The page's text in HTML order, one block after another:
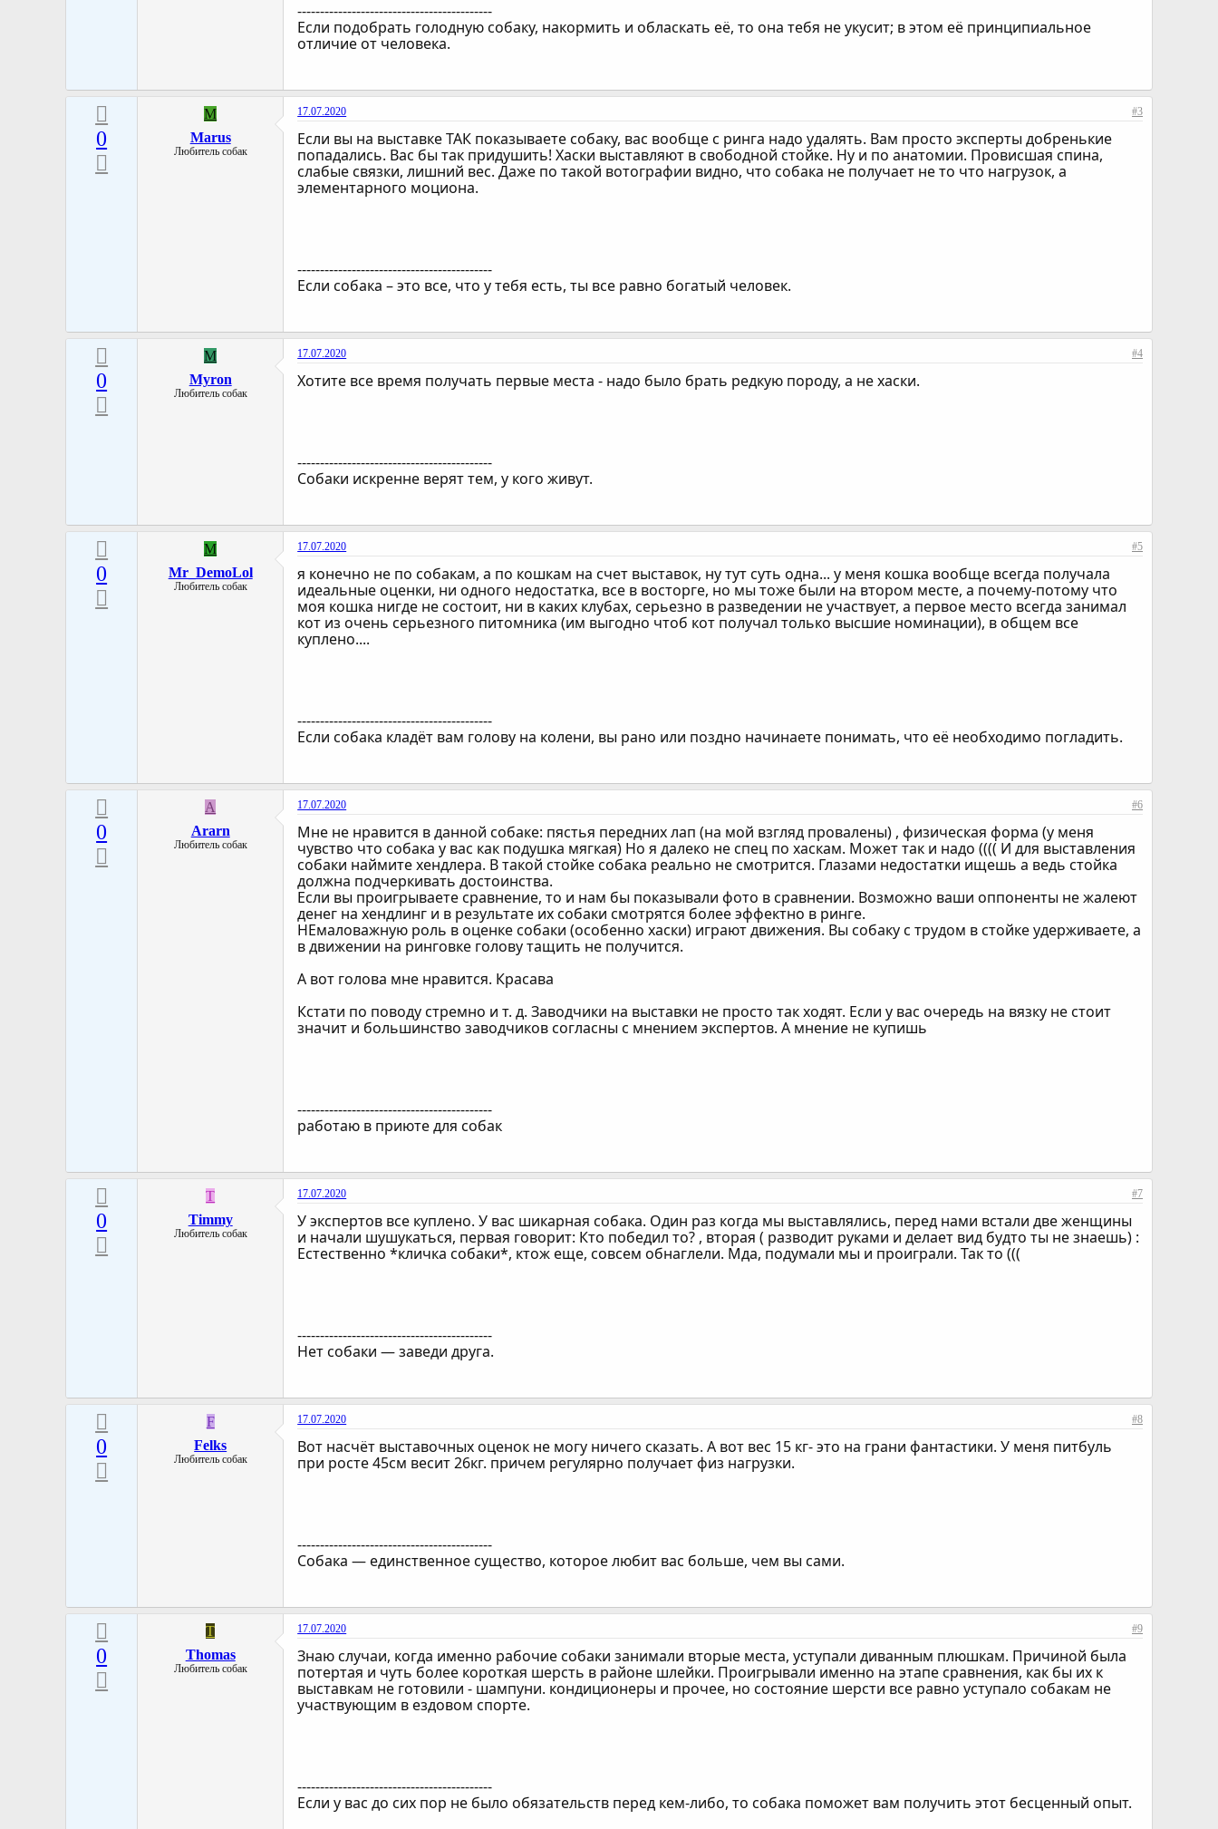
-------------------------------------------
Если подобрать голодную собаку, накормить и обласкать её, то она тебя не укусит; в этом её принципиальное
отличие от человека.
0
M
Marus
Любитель собак
17.07.2020 #3
Если вы на выставке ТАК показываете собаку, вас вообще с ринга надо удалять. Вам просто эксперты добренькие
попадались. Вас бы так придушить! Хаски выставляют в свободной стойке. Ну и по анатомии. Провисшая спина,
слабые связки, лишний вес. Даже по такой вотографии видно, что собака не получает не то что нагрузок, а
элементарного моциона.
-------------------------------------------
Если собака – это все, что у тебя есть, ты все равно богатый человек.
0
M
Myron
Любитель собак
17.07.2020 #4
Хотите все время получать первые места - надо было брать редкую породу, а не хаски.
-------------------------------------------
Собаки искренне верят тем, у кого живут.
0
M
Mr_DemoLol
Любитель собак
17.07.2020 #5
я конечно не по собакам, а по кошкам на счет выставок, ну тут суть одна... у меня кошка вообще всегда получала
идеальные оценки, ни одного недостатка, все в восторге, но мы тоже были на втором месте, а почему-потому что
моя кошка нигде не состоит, ни в каких клубах, серьезно в разведении не участвует, а первое место всегда занимал
кот из очень серьезного питомника (им выгодно чтоб кот получал только высшие номинации), в общем все
куплено....
-------------------------------------------
Если собака кладёт вам голову на колени, вы рано или поздно начинаете понимать, что её необходимо погладить.
0
A
Ararn
Любитель собак
17.07.2020 #6
Мне не нравится в данной собаке: пястья передних лап (на мой взгляд провалены) , физическая форма (у меня
чувство что собака у вас как подушка мягкая) Но я далеко не спец по хаскам. Может так и надо (((( И для выставления
собаки наймите хендлера. В такой стойке собака реально не смотрится. Глазами недостатки ищешь а ведь стойка
должна подчеркивать достоинства.
Если вы проигрываете сравнение, то и нам бы показывали фото в сравнении. Возможно ваши оппоненты не жалеют
денег на хендлинг и в результате их собаки смотрятся более эффектно в ринге.
НЕмаловажную роль в оценке собаки (особенно хаски) играют движения. Вы собаку с трудом в стойке удерживаете, а
в движении на ринговке голову тащить не получится.
А вот голова мне нравится. Красава
Кстати по поводу стремно и т. д. Заводчики на выставки не просто так ходят. Если у вас очередь на вязку не стоит
значит и большинство заводчиков согласны с мнением экспертов. А мнение не купишь
-------------------------------------------
работаю в приюте для собак
0
T
Timmy
Любитель собак
17.07.2020 #7
У экспертов все куплено. У вас шикарная собака. Один раз когда мы выставлялись, перед нами встали две женщины
и начали шушукаться, первая говорит: Кто победил то? , вторая ( разводит руками и делает вид будто ты не знаешь) :
Естественно *кличка собаки*, ктож еще, совсем обнаглели. Мда, подумали мы и проиграли. Так то (((
-------------------------------------------
Нет собаки — заведи друга.
0
F
Felks
Любитель собак
17.07.2020 #8
Вот насчёт выставочных оценок не могу ничего сказать. А вот вес 15 кг- это на грани фантастики. У меня питбуль
при росте 45см весит 26кг. причем регулярно получает физ нагрузки.
-------------------------------------------
Собака — единственное существо, которое любит вас больше, чем вы сами.
0
T
Thomas
Любитель собак
17.07.2020 #9
Знаю случаи, когда именно рабочие собаки занимали вторые места, уступали диванным плюшкам. Причиной была
потертая и чуть более короткая шерсть в районе шлейки. Проигрывали именно на этапе сравнения, как бы их к
выставкам не готовили - шампуни. кондиционеры и прочее, но состояние шерсти все равно уступало собакам не
участвующим в ездовом спорте.
-------------------------------------------
Если у вас до сих пор не было обязательств перед кем-либо, то собака поможет вам получить этот бесценный опыт.